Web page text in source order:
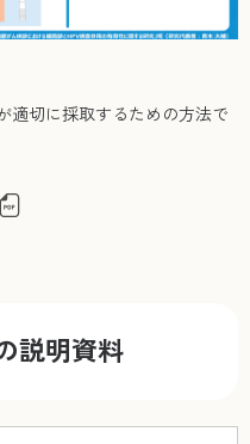
適切に採取するための方法で
説明資料